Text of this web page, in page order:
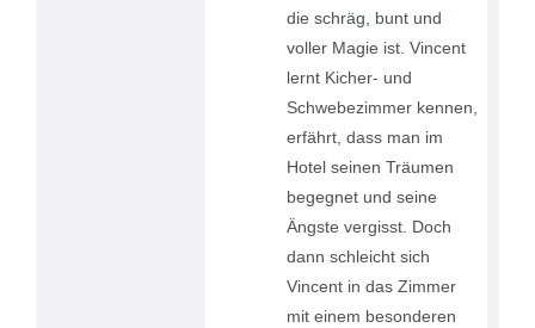
die schräg, bunt und
voller Magie ist. Vincent
lernt Kicher- und
Schwebezimmer kennen,
erfährt, dass man im
Hotel seinen Träumen
begegnet und seine
Ängste vergisst. Doch
dann schleicht sich
Vincent in das Zimmer
mit einem besonderen